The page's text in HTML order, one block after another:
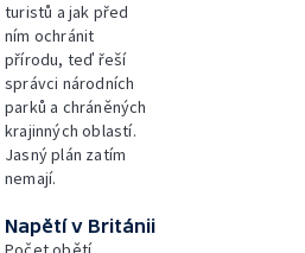
turistů a jak před
ním ochránit
přírodu, teď řeší
správci národních
parků a chráněných
krajinných oblastí.
Jasný plán zatím
nemají.
Napětí v Británii